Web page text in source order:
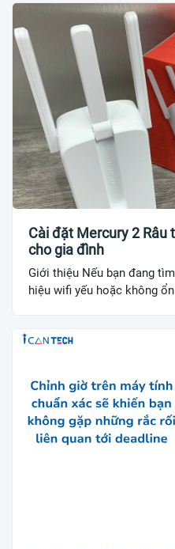
Cài đặt Mercury 2 Râu
cho gia đình
Giới thiệu Nếu bạn đang
hiệu wifi yếu hoặc không